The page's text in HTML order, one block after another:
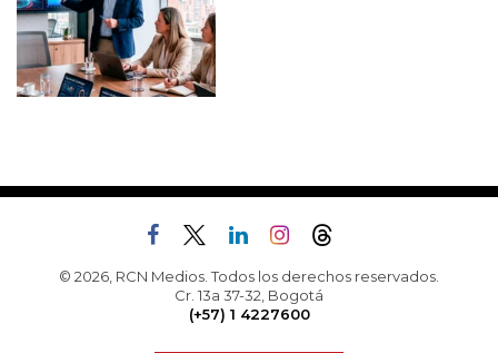
© 2026, RCN Medios. Todos los derechos reservados.
Cr. 13a 37-32, Bogotá
(+57) 1 4227600